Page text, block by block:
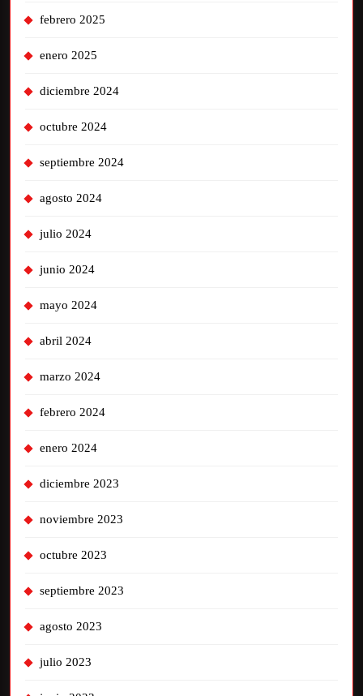
febrero 2025
enero 2025
diciembre 2024
octubre 2024
septiembre 2024
agosto 2024
julio 2024
junio 2024
mayo 2024
abril 2024
marzo 2024
febrero 2024
enero 2024
diciembre 2023
noviembre 2023
octubre 2023
septiembre 2023
agosto 2023
julio 2023